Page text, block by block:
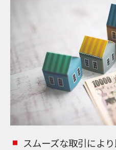
スムーズな取引によ